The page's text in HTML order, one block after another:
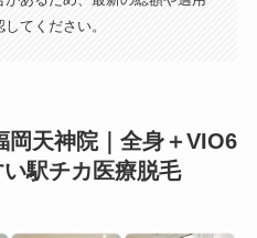
てください。
岡天神院｜全身＋VIO6
駅チカ医療脱毛